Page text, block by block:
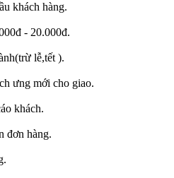
khách hàng.
- 20.000đ.
lễ,tết ).
ưng mới cho giao.
khách.
đơn hàng.